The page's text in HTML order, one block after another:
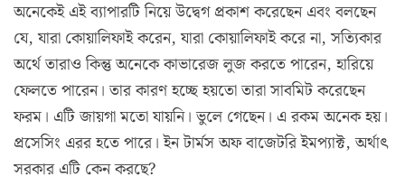
অনেকেই এই ব্যাপারটি নিয়ে উদ্বেগ প্রকাশ করেছেন এবং বলছেন
যে, যারা কোয়ালিফাই করেন, যারা কোয়ালিফাই করে না, সত্যিকার
অর্থে তারাও কিন্তু অনেকে কাভারেজ লুজ করতে পারেন, হারিয়ে
ফেলতে পারেন। তার কারণ হচ্ছে হয়তো তারা সাবমিট করেছেন
ফরম। এটি জায়গা মতো যায়নি। ভুলে গেছেন। এ রকম অনেক হয়।
প্রসেসিং এরর হতে পারে। ইন টার্মস অফ বাজেটরি ইমপ্যাক্ট, অর্থাৎ
সরকার এটি কেন করছে?